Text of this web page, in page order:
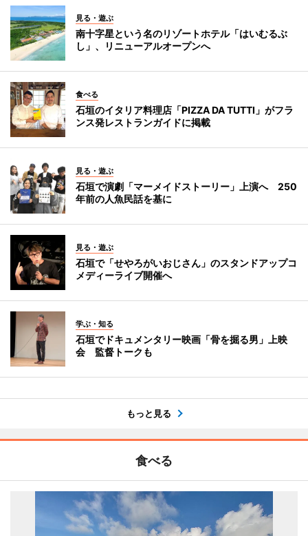
見る・遊ぶ
南十字星という名のリゾートホテル「はいむるぶ
し」、リニューアルオープンへ
食べる
石垣のイタリア料理店「PIZZA DA TUTTI」がフラ
ンス発レストランガイドに掲載
見る・遊ぶ
石垣で演劇「マーメイドストーリー」上演へ 250
年前の人魚民話を基に
見る・遊ぶ
石垣で「せやろがいおじさん」のスタンドアップコ
メディーライブ開催へ
学ぶ・知る
石垣でドキュメンタリー映画「骨を掘る男」上映
会 監督トークも
もっと見る
食べる